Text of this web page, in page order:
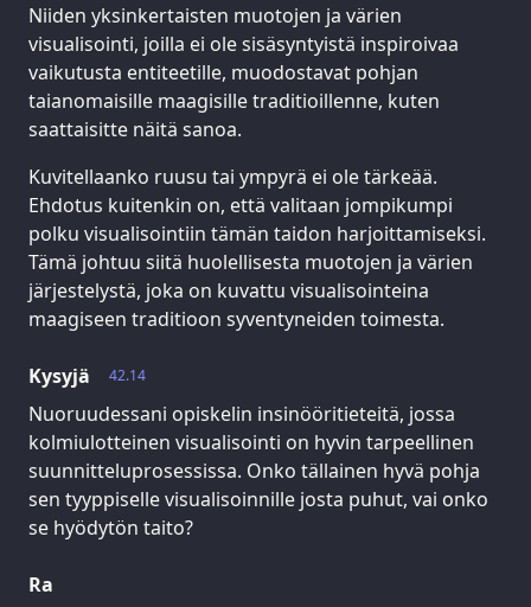
Niiden yksinkertaisten muotojen ja värien
visualisointi, joilla ei ole sisäsyntyistä inspiroivaa
vaikutusta entiteetille, muodostavat pohjan
taianomaisille maagisille traditioillenne, kuten
saattaisitte näitä sanoa.
Kuvitellaanko ruusu tai ympyrä ei ole tärkeää.
Ehdotus kuitenkin on, että valitaan jompikumpi
polku visualisointiin tämän taidon harjoittamiseksi.
Tämä johtuu siitä huolellisesta muotojen ja värien
järjestelystä, joka on kuvattu visualisointeina
maagiseen traditioon syventyneiden toimesta.
42.14
Kysyjä
Nuoruudessani opiskelin insinööritieteitä, jossa
kolmiulotteinen visualisointi on hyvin tarpeellinen
suunnitteluprosessissa. Onko tällainen hyvä pohja
sen tyyppiselle visualisoinnille josta puhut, vai onko
se hyödytön taito?
Ra